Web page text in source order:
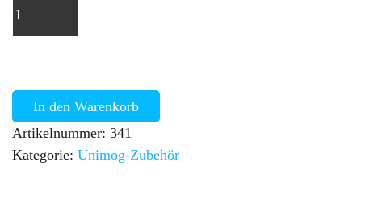
In den Warenkorb
Artikelnummer: 341
Kategorie: Unimog-Zubehör